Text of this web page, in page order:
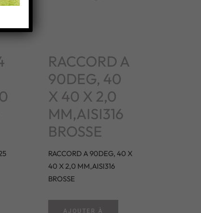
RACCORD A
90DEG, 40
X 40 X 2,0
MM,AISI316
BROSSE
RACCORD A 90DEG, 40 X
40 X 2,0 MM,AISI316
BROSSE
AJOUTER À